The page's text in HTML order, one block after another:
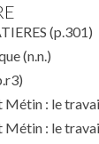
(p.301)
(n.n.)
: le
: le